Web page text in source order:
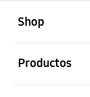
Shop
Productos